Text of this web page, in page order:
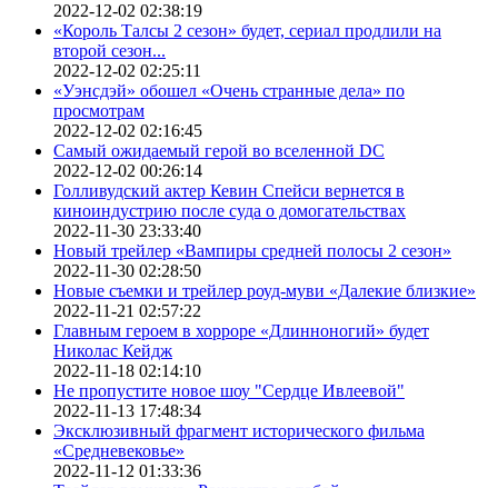
2022-12-02 02:38:19
«Король Талсы 2 сезон» будет, сериал продлили на
второй сезон...
2022-12-02 02:25:11
«Уэнсдэй» обошел «Очень странные дела» по
просмотрам
2022-12-02 02:16:45
Самый ожидаемый герой во вселенной DC
2022-12-02 00:26:14
Голливудский актер Кевин Спейси вернется в
киноиндустрию после суда о домогательствах
2022-11-30 23:33:40
Новый трейлер «Вампиры средней полосы 2 сезон»
2022-11-30 02:28:50
Новые съемки и трейлер роуд-муви «Далекие близкие»
2022-11-21 02:57:22
Главным героем в хорроре «Длинноногий» будет
Николас Кейдж
2022-11-18 02:14:10
Не пропустите новое шоу "Сердце Ивлеевой"
2022-11-13 17:48:34
Эксклюзивный фрагмент исторического фильма
«Средневековье»
2022-11-12 01:33:36